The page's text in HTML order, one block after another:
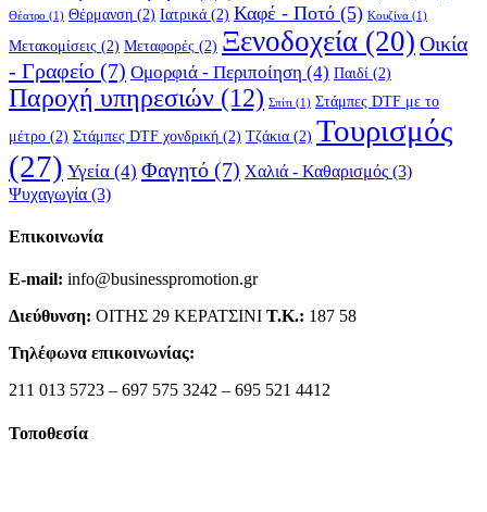
Θέατρο (1) Θέρμανση (2) Ιατρικά (2) Καφέ - Ποτό (5) Κουζίνα (1)
Μετακομίσεις (2) Μεταφορές (2) Ξενοδοχεία (20) Οικία
- Γραφείο (7) Ομορφιά - Περιποίηση (4) Παιδί (2)
Παροχή υπηρεσιών (12) Σπίτι (1) Στάμπες DTF με το
μέτρο (2) Στάμπες DTF χονδρική (2) Τζάκια (2) Τουρισμός
(27) Υγεία (4) Φαγητό (7) Χαλιά - Καθαρισμός (3)
Ψυχαγωγία (3)
Επικοινωνία
E-mail: info@businesspromotion.gr
Διεύθυνση: ΟΙΤΗΣ 29 ΚΕΡΑΤΣΙΝΙ Τ.Κ.: 187 58
Τηλέφωνα επικοινωνίας:
211 013 5723 – 697 575 3242 – 695 521 4412
Τοποθεσία